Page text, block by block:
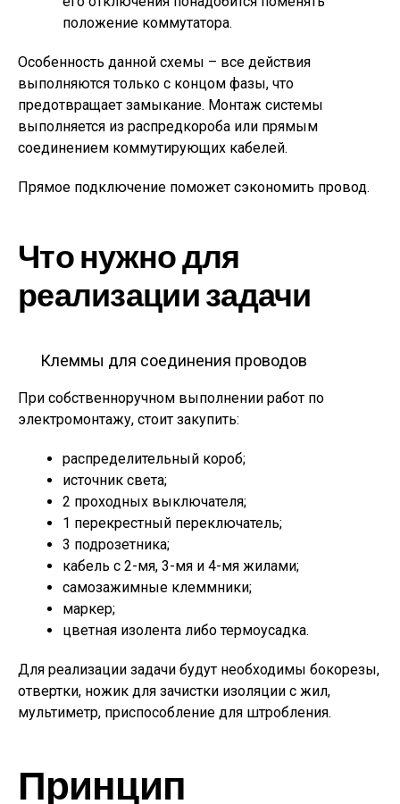
положение коммутатора.
Особенность данной схемы – все действия
выполняются только с концом фазы, что
предотвращает замыкание. Монтаж системы
выполняется из распредкороба или прямым
соединением коммутирующих кабелей.
Прямое подключение поможет сэкономить провод.
Что нужно для
реализации задачи
Клеммы для соединения проводов
При собственноручном выполнении работ по
электромонтажу, стоит закупить:
распределительный короб;
источник света;
2 проходных выключателя;
1 перекрестный переключатель;
3 подрозетника;
кабель с 2-мя, 3-мя и 4-мя жилами;
самозажимные клеммники;
маркер;
цветная изолента либо термоусадка.
Для реализации задачи будут необходимы бокорезы,
отвертки, ножик для зачистки изоляции с жил,
мультиметр, приспособление для штробления.
Принцип